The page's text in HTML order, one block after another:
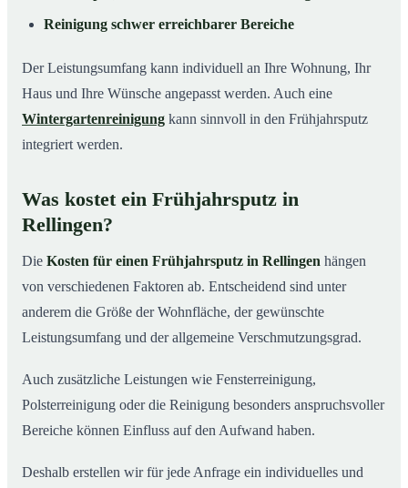
Reinigung schwer erreichbarer Bereiche
Der Leistungsumfang kann individuell an Ihre Wohnung, Ihr
Haus und Ihre Wünsche angepasst werden. Auch eine
Wintergartenreinigung kann sinnvoll in den Frühjahrsputz
integriert werden.
Was kostet ein Frühjahrsputz in
Rellingen?
Die Kosten für einen Frühjahrsputz in Rellingen hängen
von verschiedenen Faktoren ab. Entscheidend sind unter
anderem die Größe der Wohnfläche, der gewünschte
Leistungsumfang und der allgemeine Verschmutzungsgrad.
Auch zusätzliche Leistungen wie Fensterreinigung,
Polsterreinigung oder die Reinigung besonders anspruchsvoller
Bereiche können Einfluss auf den Aufwand haben.
Deshalb erstellen wir für jede Anfrage ein individuelles und